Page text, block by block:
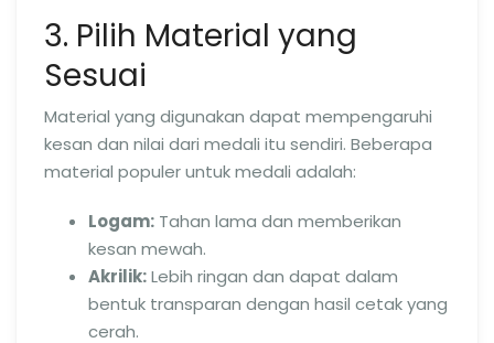
3. Pilih Material yang
Sesuai
Material yang digunakan dapat mempengaruhi
kesan dan nilai dari medali itu sendiri. Beberapa
material populer untuk medali adalah:
Logam: Tahan lama dan memberikan
kesan mewah.
Akrilik:Lebih ringan dan dapat dalam
bentuk transparan dengan hasil cetak yang
cerah.